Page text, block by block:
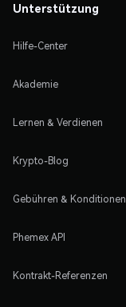
Unterstützung
Hilfe-Center
Akademie
Lernen & Verdienen
Krypto-Blog
Gebühren & Konditionen
Phemex API
Kontrakt-Referenzen